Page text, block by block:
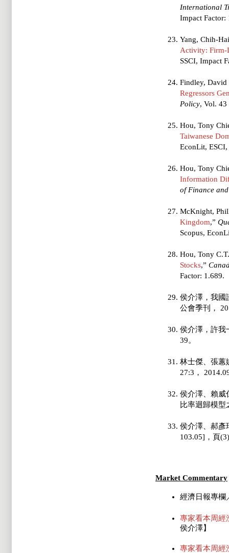
International
Impact Factor:
Yang, Chih-
Activity: Firm-
SSCI, Impact
Findley, David
Regressors
Policy, Vol. 43
Hou, Tony
Taiwanese
EconLit, ESCI,
Hou, Tony
Information
of Finance
McKnight,
Kingdom,”
Scopus,
Hou, Tony
Stocks,”
Factor: 1.689.
侯介澤，我國
公會季刊，
侯介澤，許我
39。
林士傑、張蕙
27:3，
侯介澤、賴威
比率迴歸模型
侯介澤、郝彥
103.05]，頁
Market Commentary
經濟日報專欄
專家看本周經
侯介澤】
專家看本周經